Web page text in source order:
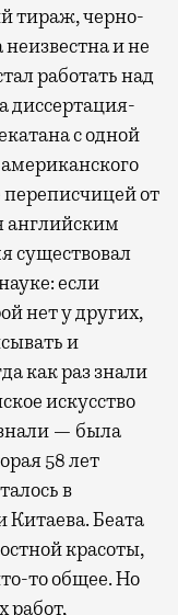
тираж, черно-
и не
работать над
диссертация-
с одной
от
английским
существовал
если
нет у других,
и
как раз знали
искусство
знали — была
58 лет
в
Беата
красоты,
то общее. Но
работ,